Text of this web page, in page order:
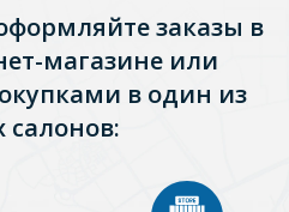
заказы в
магазине или
в один из